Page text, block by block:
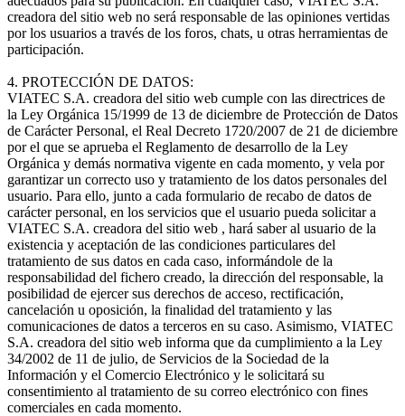
creadora del sitio web no será responsable de las opiniones vertidas
por los usuarios a través de los foros, chats, u otras herramientas de
participación.
4. PROTECCIÓN DE DATOS:
VIATEC S.A. creadora del sitio web cumple con las directrices de
la Ley Orgánica 15/1999 de 13 de diciembre de Protección de Datos
de Carácter Personal, el Real Decreto 1720/2007 de 21 de diciembre
por el que se aprueba el Reglamento de desarrollo de la Ley
Orgánica y demás normativa vigente en cada momento, y vela por
garantizar un correcto uso y tratamiento de los datos personales del
usuario. Para ello, junto a cada formulario de recabo de datos de
carácter personal, en los servicios que el usuario pueda solicitar a
VIATEC S.A. creadora del sitio web , hará saber al usuario de la
existencia y aceptación de las condiciones particulares del
tratamiento de sus datos en cada caso, informándole de la
responsabilidad del fichero creado, la dirección del responsable, la
posibilidad de ejercer sus derechos de acceso, rectificación,
cancelación u oposición, la finalidad del tratamiento y las
comunicaciones de datos a terceros en su caso. Asimismo, VIATEC
S.A. creadora del sitio web informa que da cumplimiento a la Ley
34/2002 de 11 de julio, de Servicios de la Sociedad de la
Información y el Comercio Electrónico y le solicitará su
consentimiento al tratamiento de su correo electrónico con fines
comerciales en cada momento.